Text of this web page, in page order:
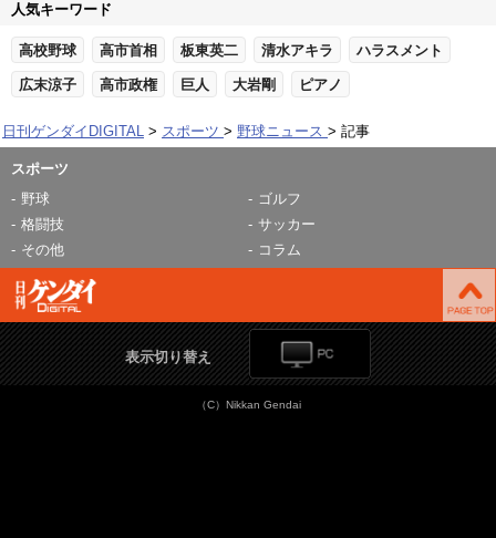
人気キーワード
高校野球 高市首相 板東英二 清水アキラ ハラスメント
広末涼子 高市政権 巨人 大岩剛 ピアノ
日刊ゲンダイDIGITAL スポーツ 野球ニュース 記事
スポーツ
野球
ゴルフ
格闘技
サッカー
その他
コラム
表示切り替え
（C）Nikkan Gendai